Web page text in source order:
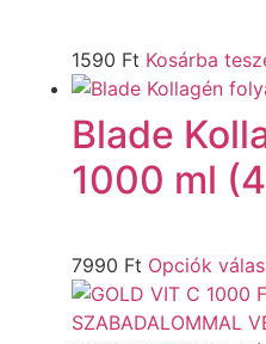
1590 Ft Kosárba
Blade
1000 ml
7990 Ft Opciók